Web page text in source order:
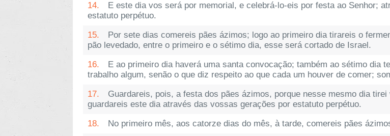
14.
E este dia vos será por memorial, e celebrá-lo-eis por festa ao Senhor;
estatuto perpétuo.
15.
Por sete dias comereis pães ázimos; logo ao primeiro dia tirareis o
pão levedado, entre o primeiro e o sétimo dia, esse será cortado de Israel.
16.
E ao primeiro dia haverá uma santa convocação; também ao sétimo dia
trabalho algum, senão o que diz respeito ao que cada um houver de comer;
17.
Guardareis, pois, a festa dos pães ázimos, porque nesse mesmo dia
guardareis este dia através das vossas gerações por estatuto perpétuo.
18.
No primeiro mês, aos catorze dias do mês, à tarde, comereis pães